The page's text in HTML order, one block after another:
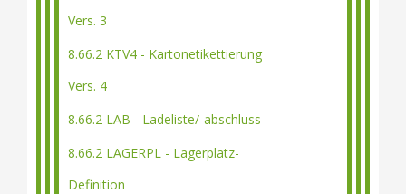
Vers. 3
8.66.2 KTV4 - Kartonetikettierung
Vers. 4
8.66.2 LAB - Ladeliste/-abschluss
8.66.2 LAGERPL - Lagerplatz-
Definition